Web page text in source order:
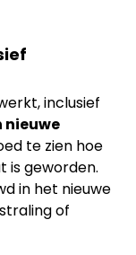
inclusief
nieuwe
te zien hoe
is geworden.
in het nieuwe
of